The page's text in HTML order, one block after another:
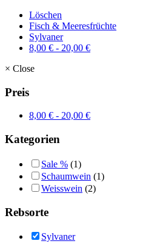
Löschen
Fisch & Meeresfrüchte
Sylvaner
8,00 € - 20,00 €
× Close
Preis
8,00 € - 20,00 €
Kategorien
Sale % (1)
Schaumwein (1)
Weisswein (2)
Rebsorte
Sylvaner